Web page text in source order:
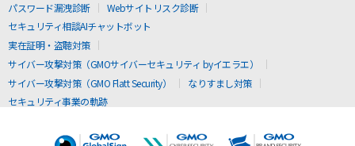
パスワード漏洩診断
Webサイトリスク診断
セキュリティ相談AIチャットボット
実在証明・盗聴対策
サイバー攻撃対策（GMOサイバーセキュリティ byイエラエ）
サイバー攻撃対策（GMO Flatt Security）
なりすまし対策
セキュリティ事業の軌跡